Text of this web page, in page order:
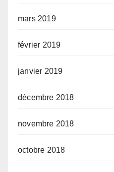
mars 2019
février 2019
janvier 2019
décembre 2018
novembre 2018
octobre 2018